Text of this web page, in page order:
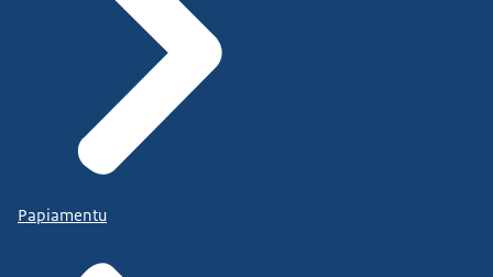
Papiamentu